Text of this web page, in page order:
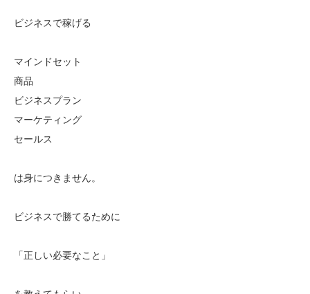
ビジネスで稼げる
マインドセット
商品
ビジネスプラン
マーケティング
セールス
は身につきません。
ビジネスで勝てるために
「正しい必要なこと」